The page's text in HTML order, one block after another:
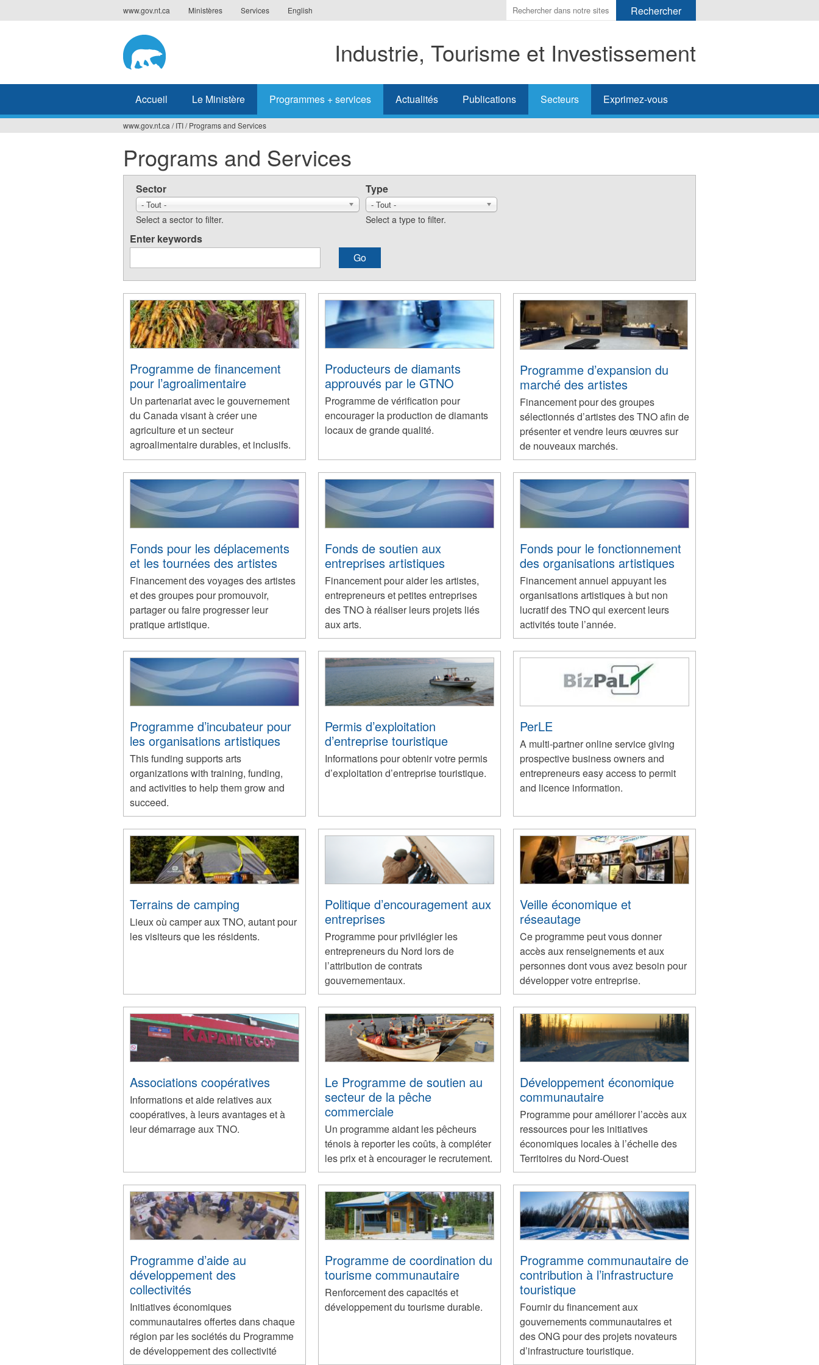
to
www.gov.nt.ca Ministères Services English
Indiquer
les
à
rechercher
Industrie, Tourisme et Investissement
Accueil Le Ministère Programmes + services Actualités Publications Secteurs Exprimez-vous
êtes
ici
www.gov.nt.ca / ITI/ Programs and Services
Programs and Services
Sector
- Tout -
Select a sector to filter.
Type
- Tout -
Select a type to filter.
Enter keywords
Programme de financement
pour l’agroalimentaire
Un partenariat avec le gouvernement
du Canada visant à créer une
agriculture et un secteur
agroalimentaire durables, et inclusifs.
Producteurs de diamants
approuvés par le GTNO
Programme de vérification pour
encourager la production de diamants
locaux de grande qualité.
Programme d’expansion du
marché des artistes
Financement pour des groupes
sélectionnés d’artistes des TNO afin de
présenter et vendre leurs œuvres sur
de nouveaux marchés.
Fonds pour les déplacements
et les tournées des artistes
Financement des voyages des artistes
et des groupes pour promouvoir,
partager ou faire progresser leur
pratique artistique.
Fonds de soutien aux
entreprises artistiques
Financement pour aider les artistes,
entrepreneurs et petites entreprises
des TNO à réaliser leurs projets liés
aux arts.
Fonds pour le fonctionnement
des organisations artistiques
Financement annuel appuyant les
organisations artistiques à but non
lucratif des TNO qui exercent leurs
activités toute l’année.
Programme d’incubateur pour
les organisations artistiques
This funding supports arts
organizations with training, funding,
and activities to help them grow and
succeed.
Permis d’exploitation
d’entreprise touristique
Informations pour obtenir votre permis
d’exploitation d’entreprise touristique.
PerLE
A multi-partner online service giving
prospective business owners and
entrepreneurs easy access to permit
and licence information.
Terrains de camping
Lieux où camper aux TNO, autant pour
les visiteurs que les résidents.
Politique d’encouragement aux
entreprises
Programme pour privilégier les
entrepreneurs du Nord lors de
l’attribution de contrats
gouvernementaux.
Veille économique et
réseautage
Ce programme peut vous donner
accès aux renseignements et aux
personnes dont vous avez besoin pour
développer votre entreprise.
Associations coopératives
Informations et aide relatives aux
coopératives, à leurs avantages et à
leur démarrage aux TNO.
Le Programme de soutien au
secteur de la pêche
commerciale
Un programme aidant les pêcheurs
ténois à reporter les coûts, à compléter
les prix et à encourager le recrutement.
Développement économique
communautaire
Programme pour améliorer l’accès aux
ressources pour les initiatives
économiques locales à l’échelle des
Territoires du Nord-Ouest
Programme d’aide au
développement des
collectivités
Initiatives économiques
communautaires offertes dans chaque
région par les sociétés du Programme
de développement des collectivité
Programme de coordination du
tourisme communautaire
Renforcement des capacités et
développement du tourisme durable.
Programme communautaire de
contribution à l’infrastructure
touristique
Fournir du financement aux
gouvernements communautaires et
des ONG pour des projets novateurs
d’infrastructure touristique.